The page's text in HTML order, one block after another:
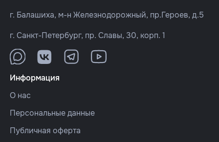
г. Балашиха, м-н Железнодорожный, пр.Героев, д.5
г. Санкт-Петербург, пр. Славы, 30, корп. 1
Информация
О нас
Персональные данные
Публичная оферта